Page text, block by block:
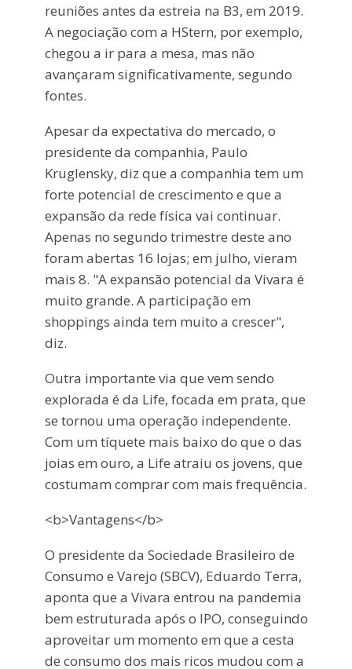
reuniões antes da estreia na B3, em 2019.
A negociação com a HStern, por exemplo,
chegou a ir para a mesa, mas não
avançaram significativamente, segundo
fontes.
Apesar da expectativa do mercado, o
presidente da companhia, Paulo
Kruglensky, diz que a companhia tem um
forte potencial de crescimento e que a
expansão da rede física vai continuar.
Apenas no segundo trimestre deste ano
foram abertas 16 lojas; em julho, vieram
mais 8. "A expansão potencial da Vivara é
muito grande. A participação em
shoppings ainda tem muito a crescer",
diz.
Outra importante via que vem sendo
explorada é da Life, focada em prata, que
se tornou uma operação independente.
Com um tíquete mais baixo do que o das
joias em ouro, a Life atraiu os jovens, que
costumam comprar com mais frequência.
<b>Vantagens</b>
O presidente da Sociedade Brasileiro de
Consumo e Varejo (SBCV), Eduardo Terra,
aponta que a Vivara entrou na pandemia
bem estruturada após o IPO, conseguindo
aproveitar um momento em que a cesta
de consumo dos mais ricos mudou com a